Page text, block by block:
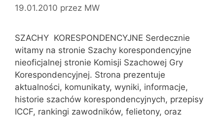
19.01.2010 przez MW
SZACHY KORESPONDENCYJNE Serdecznie
witamy na stronie Szachy korespondencyjne
nieoficjalnej stronie Komisji Szachowej Gry
Korespondencyjnej. Strona prezentuje
aktualności, komunikaty, wyniki, informacje,
historie szachów korespondencyjnych, przepisy
ICCF, rankingi zawodników, felietony, oraz